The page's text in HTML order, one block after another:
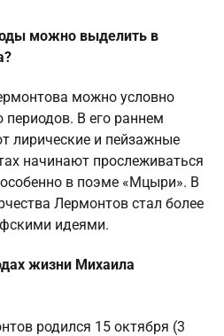
можно выделить в
можно условно
периодов. В его раннем
лирические и пейзажные
начинают прослеживаться
в поэме «Мцыри». В
Лермонтов стал более
идеями.
жизни Михаила
родился 15 октября (3